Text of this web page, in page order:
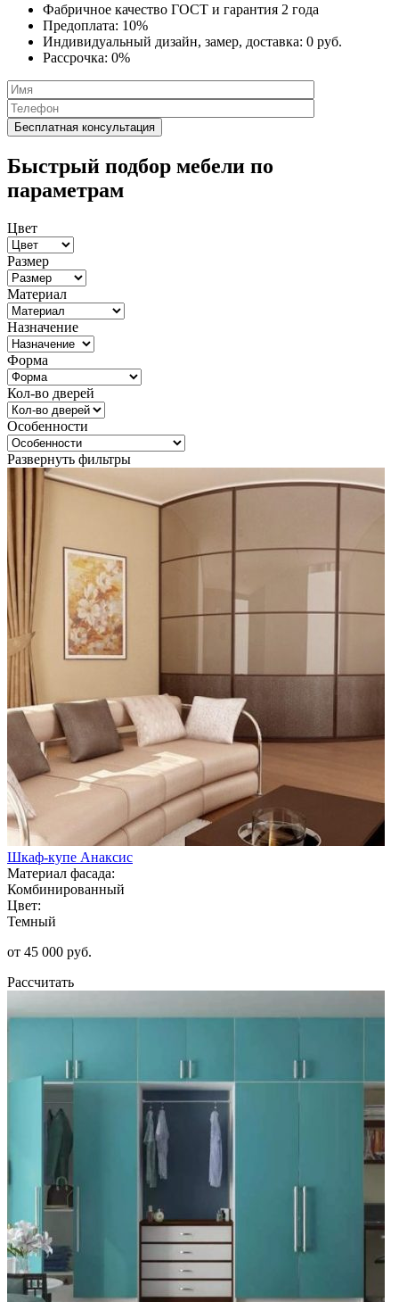
Фабричное качество ГОСТ и гарантия 2 года
Предоплата: 10%
Индивидуальный дизайн, замер, доставка: 0 руб.
Рассрочка: 0%
Быстрый подбор мебели по
параметрам
Цвет
Размер
Материал
Назначение
Форма
Кол-во дверей
Особенности
Развернуть фильтры
Шкаф-купе Анаксис
Материал фасада:
Комбинированный
Цвет:
Темный
от 45 000 руб.
Рассчитать